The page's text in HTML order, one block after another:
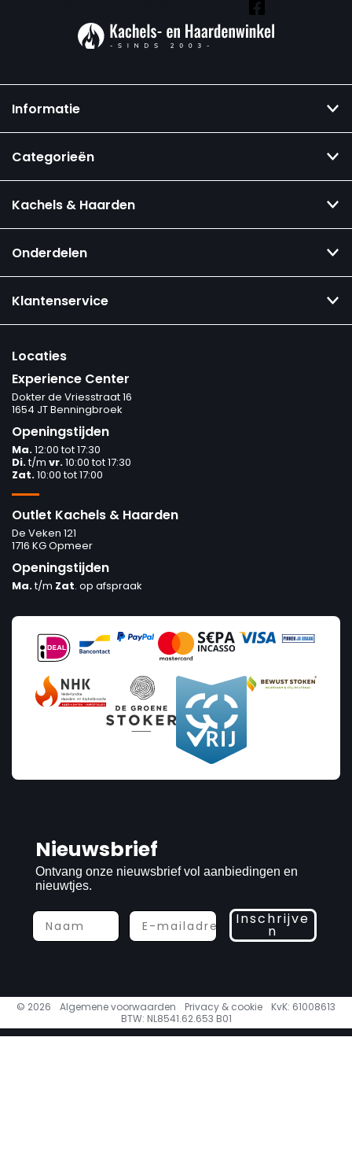
Informatie
Categorieën
Kachels & Haarden
Onderdelen
Klantenservice
Locaties
Experience Center
Dokter de Vriesstraat 16
1654 JT Benningbroek
Openingstijden
Ma.12:00 tot 17:30
Di.t/m vr.10:00 tot 17:30
Zat.10:00 tot 17:00
Outlet Kachels & Haarden
De Veken 121
1716 KG Opmeer
Openingstijden
Ma.t/m Zat. op afspraak
Nieuwsbrief
Ontvang onze nieuwsbrief vol aanbiedingen en
nieuwtjes.
Inschrijve
n
© 2026 Algemene voorwaarden Privacy & cookie
KvK: 61008613
BTW: NL8541.62.653 B01